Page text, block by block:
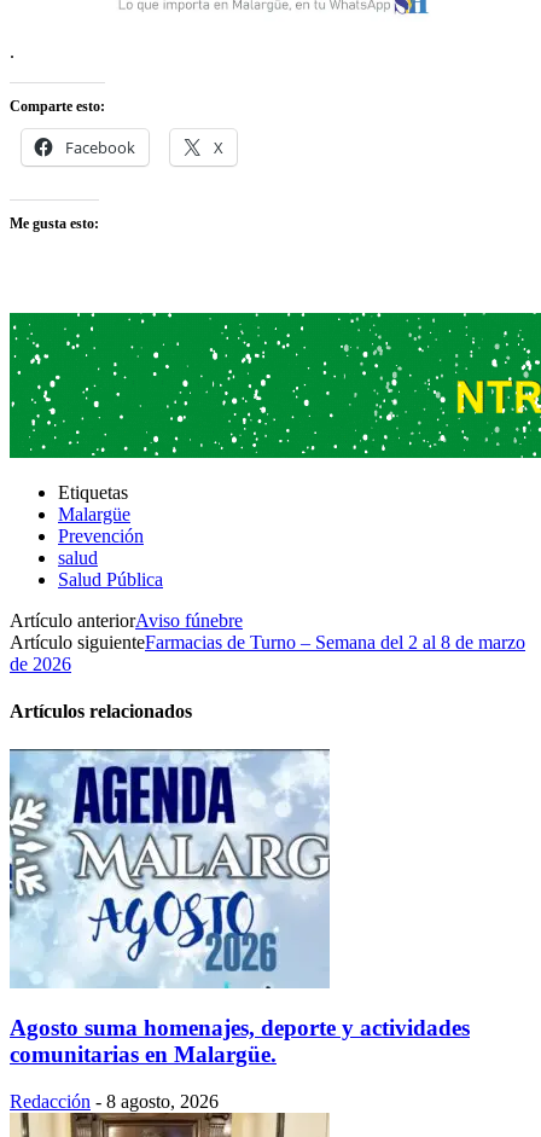
.
Comparte esto:
Facebook X
Me gusta esto:
Etiquetas
Malargüe
Prevención
salud
Salud Pública
Artículo anteriorAviso fúnebre
Artículo siguienteFarmacias de Turno – Semana del 2 al 8 de marzo
de 2026
Artículos relacionados
Agosto suma homenajes, deporte y actividades
comunitarias en Malargüe.
Redacción - 8 agosto, 2026